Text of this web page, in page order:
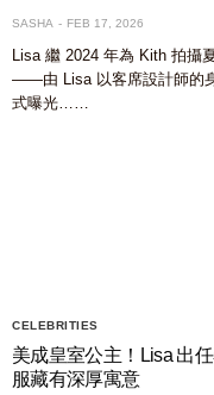
SASHA FEB 17, 2026
Lisa 繼 2024 年為 Kith 拍攝
——由 Lisa 以客席設計師的
式曝光……
CELEBRITIES
美成皇室公主！Lisa 出
服藏有深厚寓意